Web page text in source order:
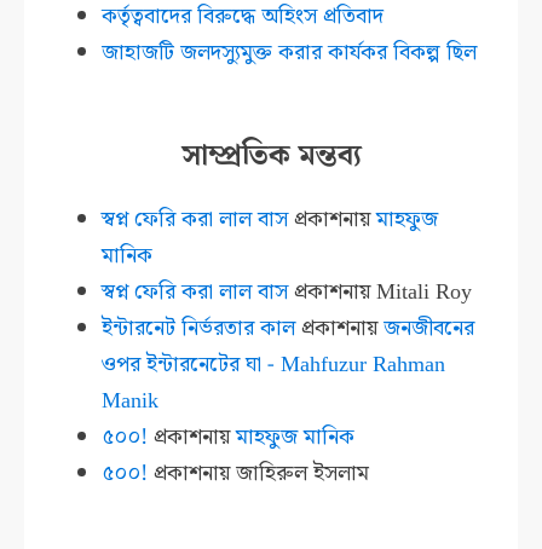
কর্তৃত্ববাদের বিরুদ্ধে অহিংস প্রতিবাদ
জাহাজটি জলদস্যুমুক্ত করার কার্যকর বিকল্প ছিল
সাম্প্রতিক মন্তব্য
স্বপ্ন ফেরি করা লাল বাসপ্রকাশনায়মাহফুজ
মানিক
স্বপ্ন ফেরি করা লাল বাসপ্রকাশনায়Mitali Roy
ইন্টারনেট নির্ভরতার কালপ্রকাশনায়জনজীবনের
ওপর ইন্টারনেটের ঘা - Mahfuzur Rahman
Manik
৫০০! প্রকাশনায়মাহফুজ মানিক
৫০০! প্রকাশনায়জাহিরুল ইসলাম